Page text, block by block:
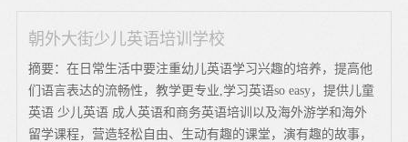
朝外大街少儿英语培训学校
摘要：在日常生活中要注重幼儿英语学习兴趣的培养，提高他
们语言表达的流畅性，教学更专业,学习英语so easy，提供儿童
英语 少儿英语 成人英语和商务英语培训以及海外游学和海外
留学课程，营造轻松自由、生动有趣的课堂，演有趣的故事，